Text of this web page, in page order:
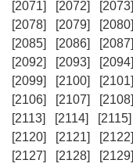
[2071]
[2072] [2073]
[2078]
[2079] [2080]
[2085]
[2086] [2087]
[2092]
[2093] [2094]
[2099]
[2100] [2101]
[2106]
[2107] [2108]
[2113]
[2114] [2115]
[2120]
[2121] [2122]
[2127]
[2128] [2129]